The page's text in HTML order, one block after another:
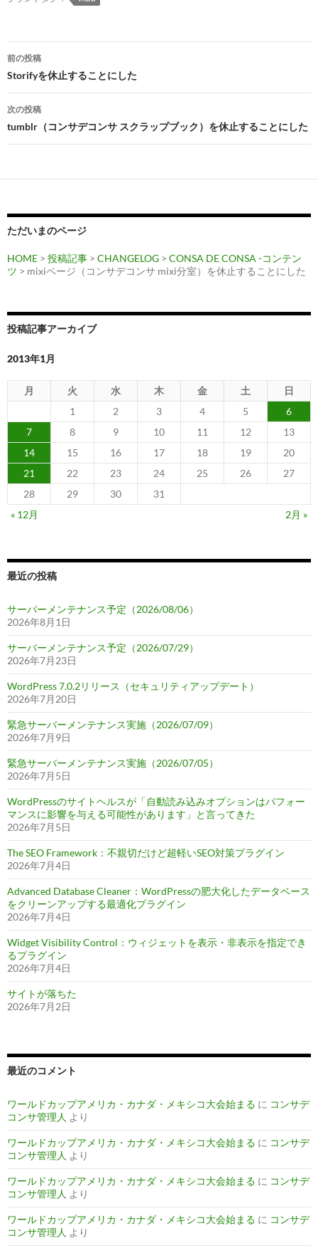
投
稿
ナ
ビ
ゲ
ー
ョ
ン
前の投稿
Storifyを休止することにした
次の投稿
tumblr（コンサデコンサ スクラップブック）を休止することにした
ただいまのページ
HOME > 投稿記事 > CHANGELOG > CONSA DE CONSA -コンテン
ツ > mixiページ（コンサデコンサ mixi分室）を休止することにした
投稿記事アーカイブ
2013年1月
月 火 水 木 金 土
日
1
2 3 4 5
6
7
8 9 10 11 12
13
14
15 16 17 18 19
20
21
22 23 24 25 26
27
28
29 30
31
« 12月
2月 »
最近の投稿
サーバーメンテナンス予定（2026/08/06）
2026年8月1日
サーバーメンテナンス予定（2026/07/29）
2026年7月23日
WordPress 7.0.2リリース（セキュリティアップデート）
2026年7月20日
緊急サーバーメンテナンス実施（2026/07/09）
2026年7月9日
緊急サーバーメンテナンス実施（2026/07/05）
2026年7月5日
WordPressのサイトヘルスが「自動読み込みオプションはパフォー
マンスに影響を与える可能性があります」と言ってきた
2026年7月5日
The SEO Framework：不親切だけど超軽いSEO対策プラグイン
2026年7月4日
Advanced Database Cleaner：WordPressの肥大化したデータベース
をクリーンアップする最適化プラグイン
2026年7月4日
Widget Visibility Control：ウィジェットを表示・非表示を指定でき
るプラグイン
2026年7月4日
サイトが落ちた
2026年7月2日
最近のコメント
ワールドカップアメリカ・カナダ・メキシコ大会始まる に コンサデ
コンサ管理人 より
ワールドカップアメリカ・カナダ・メキシコ大会始まる に コンサデ
コンサ管理人 より
ワールドカップアメリカ・カナダ・メキシコ大会始まる に コンサデ
コンサ管理人 より
ワールドカップアメリカ・カナダ・メキシコ大会始まる に コンサデ
コンサ管理人 より